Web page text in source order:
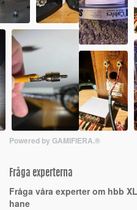
Powered by GAMIFIERA.®
Fråga experterna
Fråga våra experter om hbb
hane